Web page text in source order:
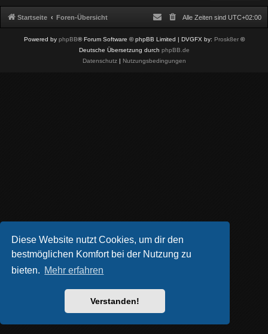
Diese Website nutzt Cookies, um dir den
bestmöglichen Komfort bei der Nutzung zu
bieten. Mehr erfahren
Verstanden!
Startseite Foren-Übersicht Alle Zeiten sind UTC+02:00
Powered by phpBB® Forum Software © phpBB Limited | DVGFX by: Prosk8er©
Deutsche Übersetzung durch phpBB.de
Datenschutz| Nutzungsbedingungen